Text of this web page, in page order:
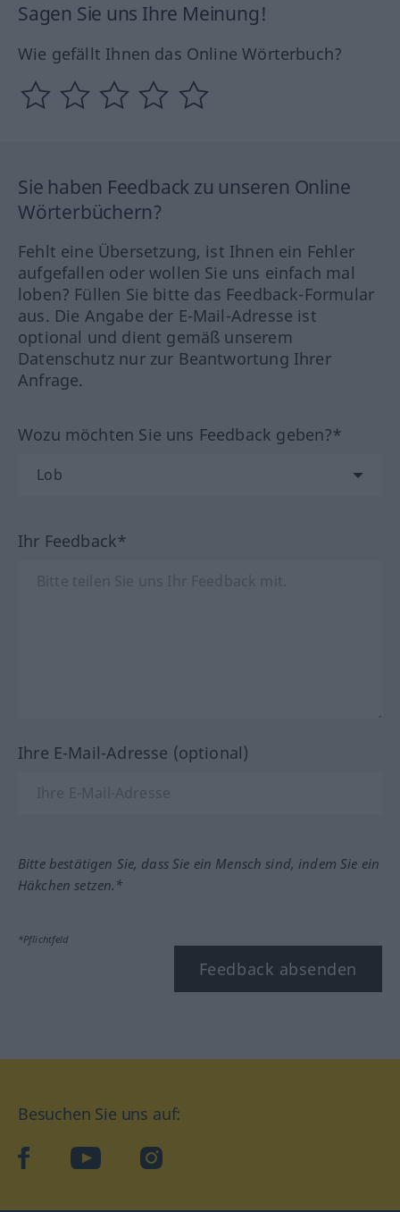
Sagen Sie uns Ihre Meinung!
Wie gefällt Ihnen das Online Wörterbuch?
Sie haben Feedback zu unseren Online
Wörterbüchern?
Fehlt eine Übersetzung, ist Ihnen ein Fehler
aufgefallen oder wollen Sie uns einfach mal
loben? Füllen Sie bitte das Feedback-Formular
aus. Die Angabe der E-Mail-Adresse ist
optional und dient gemäß unserem
Datenschutz nur zur Beantwortung Ihrer
Anfrage.
Wozu möchten Sie uns Feedback geben?*
Ihr Feedback*
Ihre E-Mail-Adresse (optional)
Bitte bestätigen Sie, dass Sie ein Mensch sind, indem Sie ein
Häkchen setzen.*
*Pflichtfeld
Feedback absenden
Besuchen Sie uns auf:
facebookYouTube Instagram